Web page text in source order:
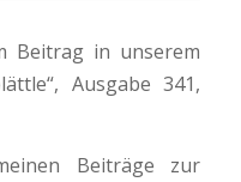
Beitrag in unserem
Ausgabe 341,
Beiträge zur